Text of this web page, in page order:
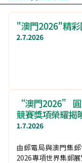
"澳門2026"精彩
2.7.2026
“澳門2026”
競賽獎項榮耀揭
1.7.2026
由郵電局與澳門集
2026專項世界集郵